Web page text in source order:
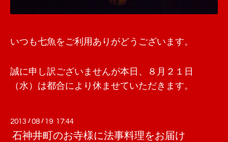
いつも七魚をご利用ありがどうございます。
誠に申し訳ございませんが本日、８月２１日
（水）は都合により休ませていただきます。
2013 /08 / 19 17:44
石神井町のお寺様に法事料理をお届け